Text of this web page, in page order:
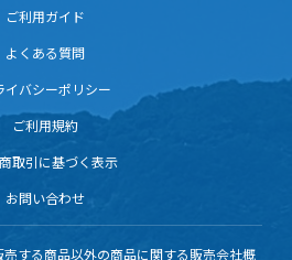
ご利用ガイド
よくある質問
イバシーポリシー
ご利用規約
取引に基づく表示
お問い合わせ
する商品以外の商品に関する販売会社概